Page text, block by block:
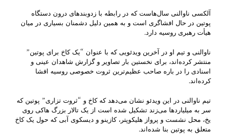
آلکسی ناوالنی سال‌هاست که در رابطه با زدوبندهای درون دستگاه
پوتین در حال افشاگری است و به همین دلیل دشمنان بسیاری در میان
هیأت رهبری روسیه دارد.
ناوالنی و تیم او در آخرین ویدئویی که با عنوان “یک کاخ برای پوتین”
منتشر کرده‌اند، برای نخستین بار تصاویر و گزارش شاهدان عینی و
اسنادی را در باره صاحب عظیم‌ترین ثروت خصوصی روسیه افشا
کرده‌اند.
تیم ناوالنی در این ویدئو نشان می‌‌دهد که کاخ و “ثروت تزاری” پوتین که
سر به میلیاردها می‌زند تشکیل شده است از یک تالار بزرگ هاکی روی
یخ، محل نشست و پرواز هلیکوپتر، کازینو و دیسکوی آبی که حول یک کاخ
متعلق به پوتین بنا شده‌اند.